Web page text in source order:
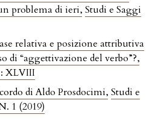
problema di ieri, Studi e Saggi
relativa e posizione attributiva
di “aggettivazione del verbo”?,
XLVIII
di Aldo Prosdocimi, Studi e
1 (2019)